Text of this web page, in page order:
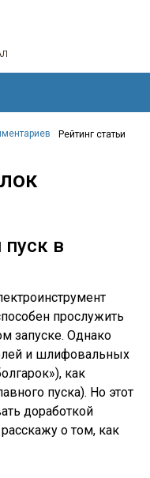
Рейтинг статьи
в
прослужить
запуске. Однако
и шлифовальных
как
пуска). Но этот
доработкой
о том, как